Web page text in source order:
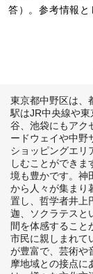
答）。参考情報と
東京都中野区は、
駅はJR中央線や
谷、池袋にもアク
ードウェイや中野
ショッピングエリ
しむことができま
境も豊かです。神
から人々が集まり
置し、哲学者井上
迦、ソクラテスと
間を体感すること
市民に親しまれて
が豊富で、芸術や
摩地域との接点に